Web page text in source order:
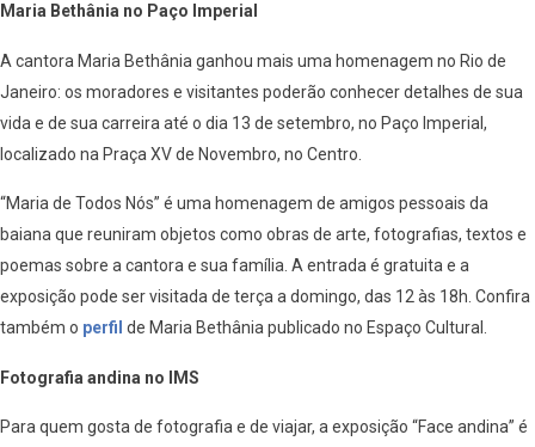
Maria Bethânia no Paço Imperial
A cantora Maria Bethânia ganhou mais uma homenagem no Rio de
Janeiro: os moradores e visitantes poderão conhecer detalhes de sua
vida e de sua carreira até o dia 13 de setembro, no Paço Imperial,
localizado na Praça XV de Novembro, no Centro.
“Maria de Todos Nós” é uma homenagem de amigos pessoais da
baiana que reuniram objetos como obras de arte, fotografias, textos e
poemas sobre a cantora e sua família. A entrada é gratuita e a
exposição pode ser visitada de terça a domingo, das 12 às 18h. Confira
também o perfil de Maria Bethânia publicado no Espaço Cultural.
Fotografia andina no IMS
Para quem gosta de fotografia e de viajar, a exposição “Face andina” é